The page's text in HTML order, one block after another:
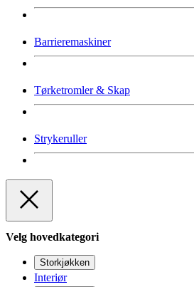
Barrieremaskiner
Tørketromler & Skap
Strykeruller
Velg hovedkategori
Storkjøkken
Interiør